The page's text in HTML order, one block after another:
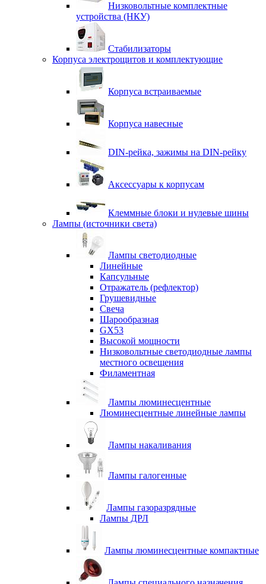
Низковольтные комплектные
устройства (НКУ)
Стабилизаторы
Корпуса электрощитов и комплектующие
Корпуса встраиваемые
Корпуса навесные
DIN-рейка, зажимы на DIN-рейку
Аксессуары к корпусам
Клеммные блоки и нулевые шины
Лампы (источники света)
Лампы светодиодные
Линейные
Капсульные
Отражатель (рефлектор)
Грушевидные
Свеча
Шарообразная
GX53
Высокой мощности
Низковольтные светодиодные лампы
местного освещения
Филаментная
Лампы люминесцентные
Люминесцентные линейные лампы
Лампы накаливания
Лампы галогенные
Лампы газоразрядные
Лампы ДРЛ
Лампы люминесцентные компактные